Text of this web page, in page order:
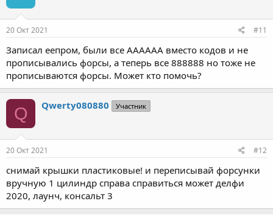
20 Окт 2021 #11
Записал еепром, были все АААААА вместо кодов и не
прописывались форсы, а теперь все 888888 но тоже не
прописываются форсы. Может кто помочь?
Q Qwerty080880 Участник
20 Окт 2021 #12
снимай крышки пластиковые! и переписывай форсунки
вручную 1 цилиндр справа справиться может делфи
2020, лаунч, консальт 3